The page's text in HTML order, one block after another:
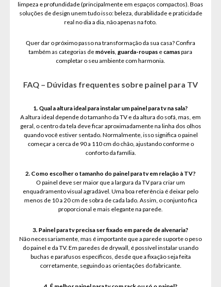
limpeza e profundidade (principalmente em espaços compactos). Boas
soluções de design unem tudo isso: beleza, durabilidade e praticidade
real no dia a dia, não apenas na foto.
Quer dar o próximo passo na transformação da sua casa? Confira
também as categorias de móveis, guarda-roupas e camaspara
completar o seu ambiente com harmonia.
FAQ – Dúvidas frequentes sobre painel para TV
1. Qual a altura ideal para instalar um painel para tv na sala?
A altura ideal depende do tamanho da TV e da altura do sofá, mas, em
geral, o centro da tela deve ficar aproximadamente na linha dos olhos
quando você estiver sentado. Normalmente, isso significa o painel
começar a cerca de 90 a 110 cm do chão, ajustando conforme o
conforto da família.
2. Como escolher o tamanho do painel para tv em relação à TV?
O painel deve ser maior que a largura da TV para criar um
enquadramento visual agradável. Uma boa referência é deixar pelo
menos de 10 a 20 cm de sobra de cada lado. Assim, o conjunto fica
proporcional e mais elegante na parede.
3. Painel para tv precisa ser fixado em parede de alvenaria?
Não necessariamente, mas é importante que a parede suporte o peso
do painel e da TV. Em paredes de drywall, é possível instalar usando
buchas e parafusos específicos, desde que a fixação seja feita
corretamente, seguindo as orientações do fabricante.